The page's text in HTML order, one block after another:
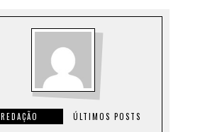
REDAÇÃO ÚLTIMOS POSTS